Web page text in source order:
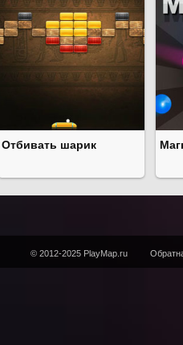
Отбивать шарик
© 2012-2025 PlayMap.ru